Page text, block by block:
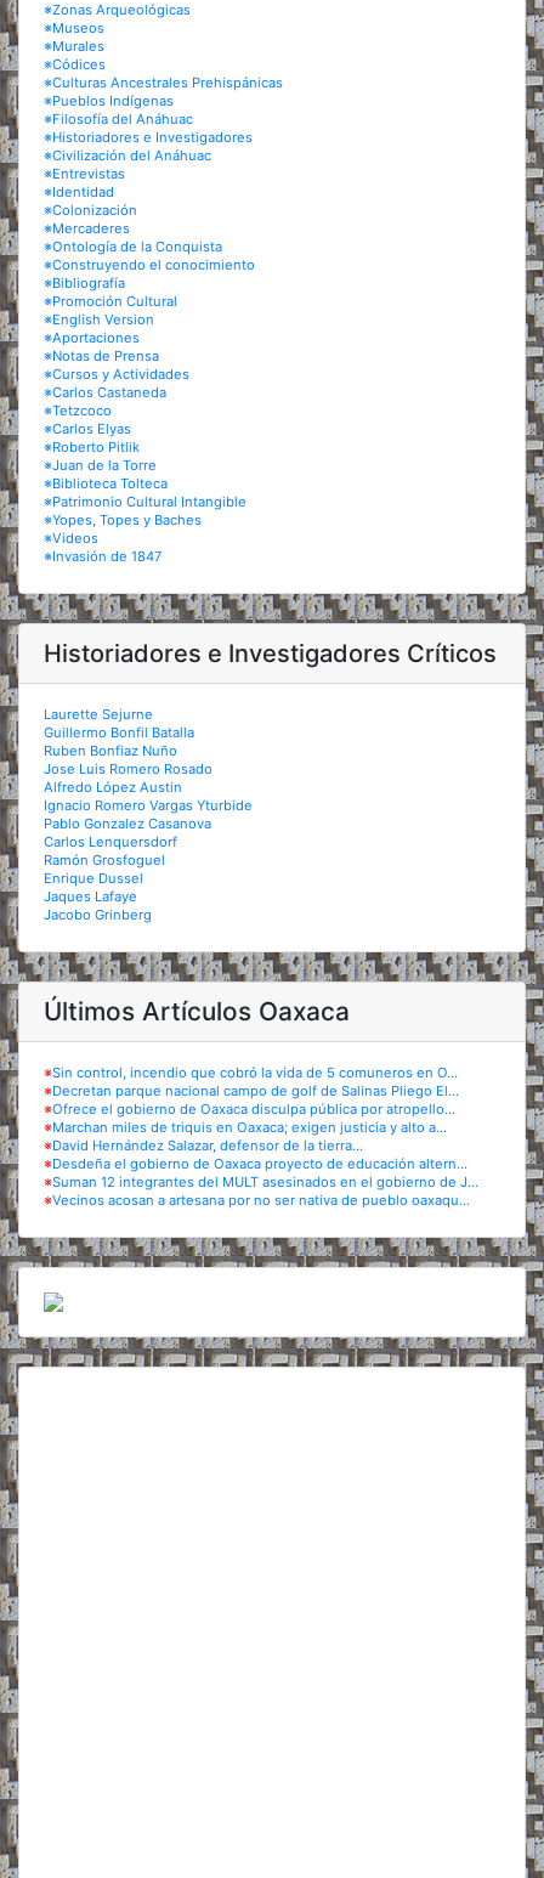
※Zonas Arqueológicas
※Museos
※Murales
※Códices
※Culturas Ancestrales Prehispánicas
※Pueblos Indígenas
※Filosofía del Anáhuac
※Historiadores e Investigadores
※Civilización del Anáhuac
※Entrevistas
※Identidad
※Colonización
※Mercaderes
※Ontología de la Conquista
※Construyendo el conocimiento
※Bibliografía
※Promoción Cultural
※English Version
※Aportaciones
※Notas de Prensa
※Cursos y Actividades
※Carlos Castaneda
※Tetzcoco
※Carlos Elyas
※Roberto Pitlik
※Juan de la Torre
※Biblioteca Tolteca
※Patrimonio Cultural Intangible
※Yopes, Topes y Baches
※Videos
※Invasión de 1847
Historiadores e Investigadores Críticos
Laurette Sejurne
Guillermo Bonfil Batalla
Ruben Bonfiaz Nuño
Jose Luis Romero Rosado
Alfredo López Austin
Ignacio Romero Vargas Yturbide
Pablo Gonzalez Casanova
Carlos Lenquersdorf
Ramón Grosfoguel
Enrique Dussel
Jaques Lafaye
Jacobo Grinberg
Últimos Artículos Oaxaca
※Sin control, incendio que cobró la vida de 5 comuneros en O...
※Decretan parque nacional campo de golf de Salinas Pliego El...
※Ofrece el gobierno de Oaxaca disculpa pública por atropello...
※Marchan miles de triquis en Oaxaca; exigen justicia y alto a...
※David Hernández Salazar, defensor de la tierra...
※Desdeña el gobierno de Oaxaca proyecto de educación altern...
※Suman 12 integrantes del MULT asesinados en el gobierno de J...
※Vecinos acosan a artesana por no ser nativa de pueblo oaxaqu...